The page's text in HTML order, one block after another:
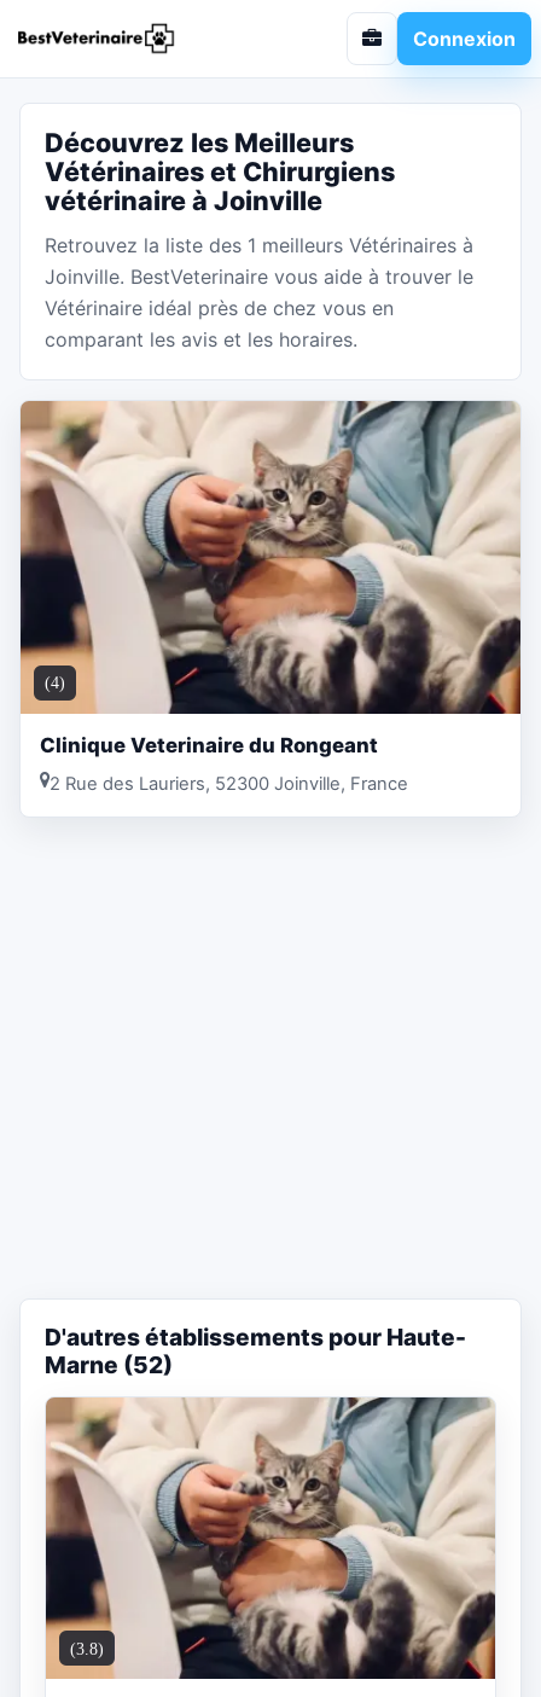
Connexion
Découvrez les Meilleurs
Vétérinaires et Chirurgiens
vétérinaire à Joinville
Retrouvez la liste des 1 meilleurs Vétérinaires à
Joinville. BestVeterinaire vous aide à trouver le
Vétérinaire idéal près de chez vous en
comparant les avis et les horaires.
(4)
Clinique Veterinaire du Rongeant
2 Rue des Lauriers, 52300 Joinville, France
D'autres établissements pour Haute-
Marne (52)
(3.8)